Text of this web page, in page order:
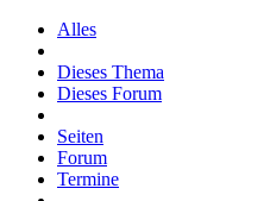
Alles
Dieses Thema
Dieses Forum
Seiten
Forum
Termine